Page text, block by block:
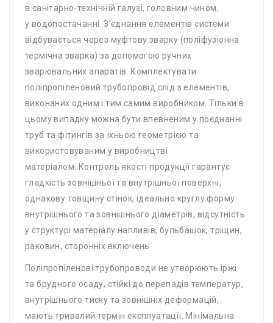
в санітарно-технічній галузі, головним чином,
у водопостачанні. З'єднання елементів системи
відбувається через муфтову зварку (поліфузіонна
термічна зварка) за допомогою ручних
зварювальних апаратів. Комплектувати
поліпропіленовий трубопровід слід з елементів,
виконаних одним і тим самим виробником. Тільки в
цьому випадку можна бути впевненим у поєднанні
труб та фітингів за їхньою геометрією та
використовуваним у виробництві
матеріалом. Контроль якості продукції гарантує
гладкість зовнішньої та внутрішньої поверхні,
однакову товщину стінок, ідеально круглу форму
внутрішнього та зовнішнього діаметрів, відсутність
у структурі матеріалу напливів, бульбашок, тріщин,
раковин, сторонніх включень.
Поліпропіленові трубопроводи не утворюють іржі
та брудного осаду, стійкі до перепадів температур,
внутрішнього тиску та зовнішніх деформацій,
мають тривалий термін експлуатації. Мінімальна